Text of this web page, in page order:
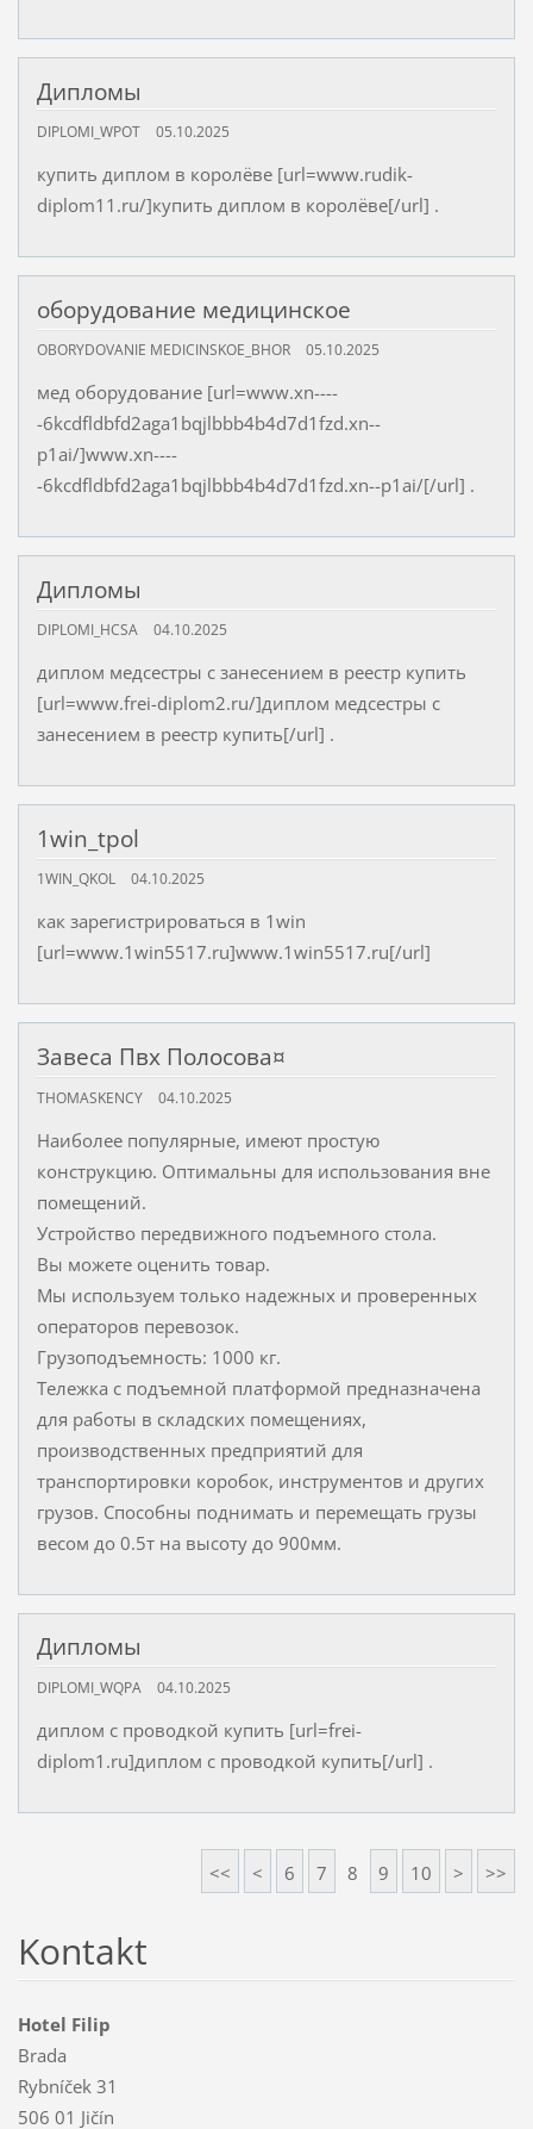
Дипломы
DIPLOMI_WPOT 05.10.2025
купить диплом в королёве [url=www.rudik-
diplom11.ru/]купить диплом в королёве[/url] .
оборудование медицинское
OBORYDOVANIE MEDICINSKOE_BHOR 05.10.2025
мед оборудование [url=www.xn----
-6kcdfldbfd2aga1bqjlbbb4b4d7d1fzd.xn--
p1ai/]www.xn----
-6kcdfldbfd2aga1bqjlbbb4b4d7d1fzd.xn--p1ai/[/url] .
Дипломы
DIPLOMI_HCSA 04.10.2025
диплом медсестры с занесением в реестр купить
[url=www.frei-diplom2.ru/]диплом медсестры с
занесением в реестр купить[/url] .
1win_tpol
1WIN_QKOL 04.10.2025
как зарегистрироваться в 1win
[url=www.1win5517.ru]www.1win5517.ru[/url]
Завеса Пвх Полосова¤
THOMASKENCY 04.10.2025
Наиболее популярные, имеют простую
конструкцию. Оптимальны для использования вне
помещений.
Устройство передвижного подъемного стола.
Вы можете оценить товар.
Мы используем только надежных и проверенных
операторов перевозок.
Грузоподъемность: 1000 кг.
Тележка с подъемной платформой предназначена
для работы в складских помещениях,
производственных предприятий для
транспортировки коробок, инструментов и других
грузов. Способны поднимать и перемещать грузы
весом до 0.5т на высоту до 900мм.
Дипломы
DIPLOMI_WQPA 04.10.2025
диплом с проводкой купить [url=frei-
diplom1.ru]диплом с проводкой купить[/url] .
<< < 6 7 8 9 10 > >>
Kontakt
Hotel Filip
Brada
Rybníček 31
506 01 Jičín